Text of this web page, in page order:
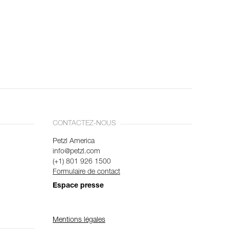
CONTACTEZ-NOUS
Petzl America
info@petzl.com
(+1) 801 926 1500
Formulaire de contact
Espace presse
Mentions légales